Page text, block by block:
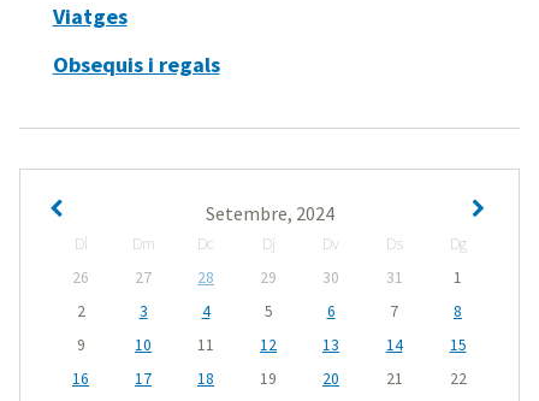
Viatges
Obsequis i regals
Setembre, 2024
Dl Dm Dc Dj Dv Ds
Dg
26
27 28 29 30 31
1
2
3 4 5 6 7
8
9
10 11 12 13 14
15
16
17 18 19 20 21
22